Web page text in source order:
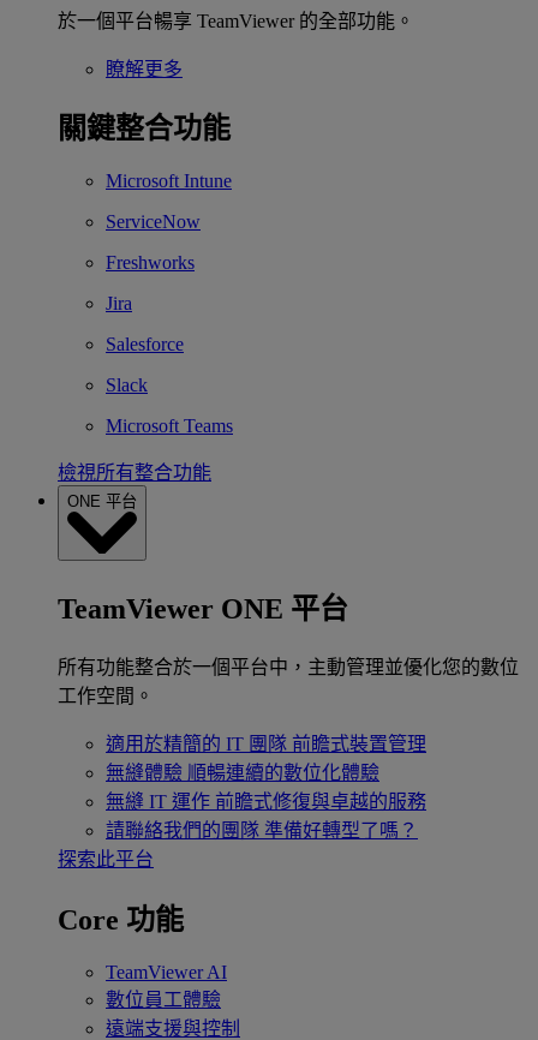
於一個平台暢享 TeamViewer 的全部功能。
瞭解更多
關鍵整合功能
Microsoft Intune
ServiceNow
Freshworks
Jira
Salesforce
Slack
Microsoft Teams
檢視所有整合功能
ONE 平台
TeamViewer ONE 平台
所有功能整合於一個平台中，主動管理並優化您的數位
工作空間。
適用於精簡的 IT 團隊 前瞻式裝置管理
無縫體驗 順暢連續的數位化體驗
無縫 IT 運作 前瞻式修復與卓越的服務
請聯絡我們的團隊 準備好轉型了嗎？
探索此平台
Core 功能
TeamViewer AI
數位員工體驗
遠端支援與控制